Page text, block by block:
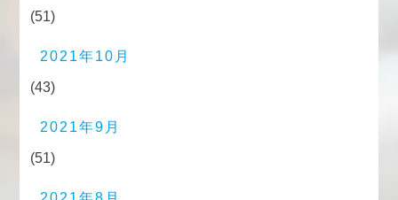
(51)
2021年10月
(43)
2021年9月
(51)